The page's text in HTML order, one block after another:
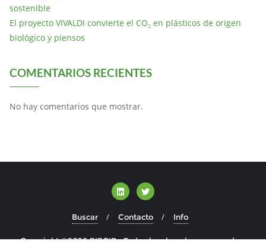
sostenible
El proyecto VIVALDI convierte el CO₂ en plásticos de origen
biológico y piensos
COMENTARIOS RECIENTES
No hay comentarios que mostrar.
Buscar Contacto Info
Copyright ©2026 BIECIR . Todos los derechos reservados.